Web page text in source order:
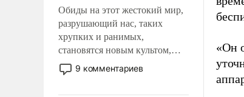
Обиды на этот жестокий мир,
разрушающий нас, таких
хрупких и ранимых,
становятся новым культом,
постепенно вытесняя и
отменяя традиционное
9 комментариев
«Он